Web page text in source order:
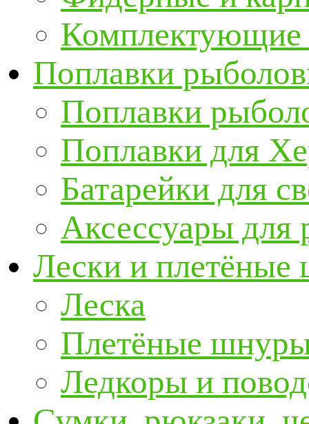
Поплавки
Поплавки
Поплавки для
Батарейки для
Аксессуары для
Лески и
Леска
Плетёные
Ледкоры и